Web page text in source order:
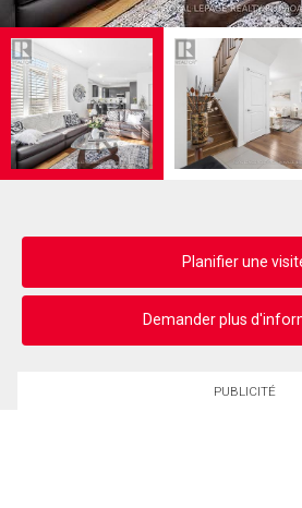
Planifier une
Demander plus
PUBLICITÉ